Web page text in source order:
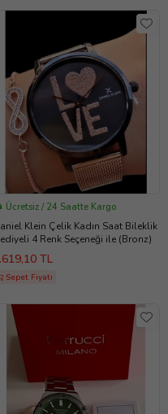
Ücretsiz / 24 Saatte Kargo
Klein Çelik Kadın Saat Bileklik
4 Renk Seçeneği ile (Bronz)
TL
Sepet Fiyatı